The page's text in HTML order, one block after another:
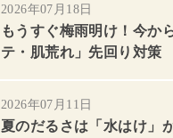
2026年07月18日
もうすぐ梅雨明け！今か
テ・肌荒れ」先回り対策
2026年07月11日
夏のだるさは「水はけ」